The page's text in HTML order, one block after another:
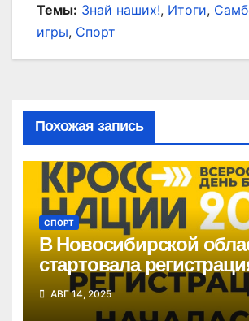
Темы: Знай наших!, Итоги,
игры, Спорт
Похожая запись
СПОРТ
В Новосибирской
стартовала
«Кросс нации»
АВГ 14, 2025